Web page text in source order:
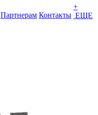
Партнерам Контакты
+
ЕЩЕ